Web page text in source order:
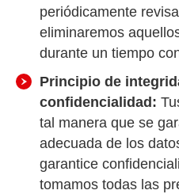
periódicamente
eliminaremos
durante un tiempo
Principio de
confidencialidad:
tal manera que se
adecuada de los
garantice
tomamos todas las